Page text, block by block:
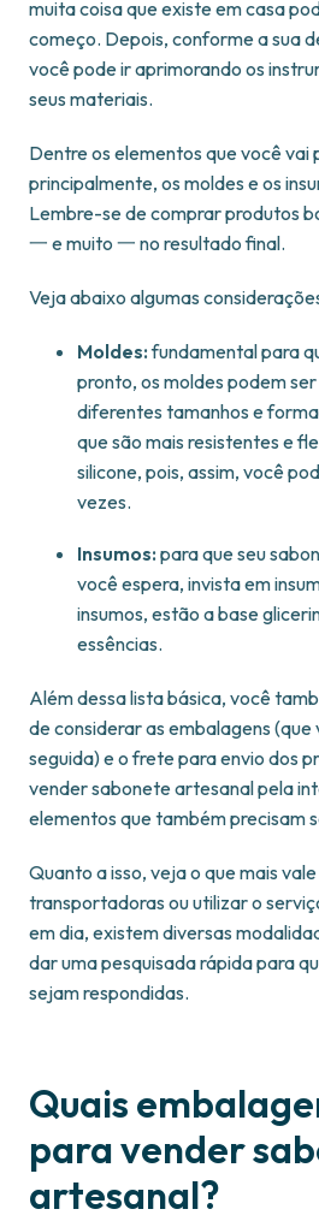
muita coisa que existe em casa
começo. Depois, conforme a sua
você pode ir aprimorando os
seus materiais.
Dentre os elementos que você vai
principalmente, os moldes e os
Lembre-se de comprar produtos
一 e muito 一 no resultado final.
Veja abaixo algumas
Moldes:fundamental para
pronto, os moldes podem
diferentes tamanhos e
que são mais resistentes e
silicone, pois, assim, você
vezes.
Insumos: para que seu
você espera, invista em
insumos, estão a base
essências.
Além dessa lista básica, você
de considerar as embalagens
seguida) e o frete para envio dos
vender sabonete artesanal pela
elementos que também precisam
Quanto a isso, veja o que mais
transportadoras ou utilizar o
em dia, existem diversas
dar uma pesquisada rápida para
sejam respondidas.
Quais
para vender
artesanal?